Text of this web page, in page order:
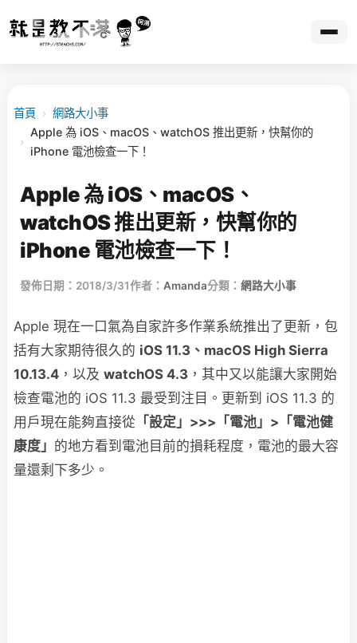
首頁 › 網路大小事
›
Apple 為 iOS、macOS、watchOS 推出更新，快幫你的
iPhone 電池檢查一下！
Apple 為 iOS、macOS、
watchOS 推出更新，快幫你的
iPhone 電池檢查一下！
發佈日期：2018/3/31作者： Amanda分類： 網路大小事
Apple 現在一口氣為自家許多作業系統推出了更新，包
括有大家期待很久的 iOS 11.3、macOS High Sierra
10.13.4 ，以及 watchOS 4.3 ，其中又以能讓大家開始
檢查電池的 iOS 11.3 最受到注目。更新到 iOS 11.3 的
用戶現在能夠直接從 「設定」>>>「電池」>「電池健
康度」 的地方看到電池目前的損耗程度，電池的最大容
量還剩下多少。